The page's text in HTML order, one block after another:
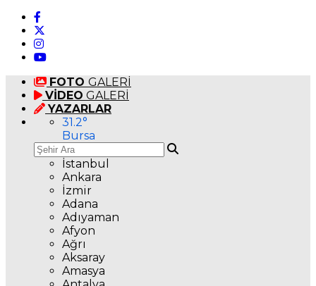
FOTO GALERİ
VİDEO GALERİ
YAZARLAR
31.2°
Bursa
İstanbul
Ankara
İzmir
Adana
Adıyaman
Afyon
Ağrı
Aksaray
Amasya